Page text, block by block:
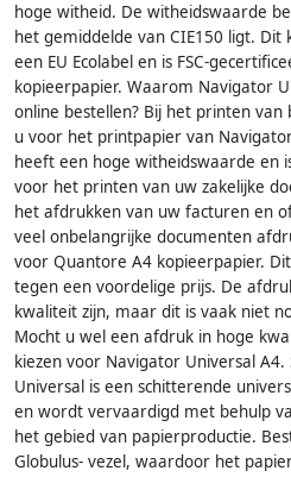
hoge witheid. De witheidswaarde
het gemiddelde van CIE150 ligt. Dit
een EU Ecolabel en is FSC-
kopieerpapier. Waarom Navigator
online bestellen? Bij het printen
u voor het printpapier van
heeft een hoge witheidswaarde en
voor het printen van uw zakelijke
het afdrukken van uw facturen en
veel onbelangrijke documenten
voor Quantore A4 kopieerpapier.
tegen een voordelige prijs. De
kwaliteit zijn, maar dit is vaak niet
Mocht u wel een afdruk in hoge
kiezen voor Navigator Universal A4.
Universal is een schitterende
en wordt vervaardigd met behulp
het gebied van papierproductie.
Globulus- vezel, waardoor het